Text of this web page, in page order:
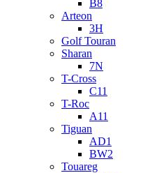
B8
Arteon
3H
Golf Touran
Sharan
7N
T-Cross
C11
T-Roc
A11
Tiguan
AD1
BW2
Touareg